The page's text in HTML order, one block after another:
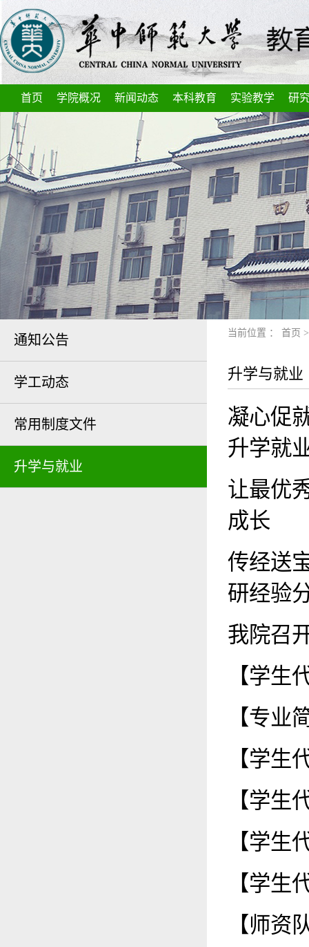
首页 学院概况 新闻动态 本科教育 实验教学 研
通知公告
学工动态
常用制度文件
升学与就业
当前位置 ： 首页
升学与就业
凝心促
升学就
让最优
成长
传经送
研经验
我院召
【学生
【专业
【学生
【学生
【学生
【学生
【师资